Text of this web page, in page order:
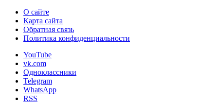
О сайте
Карта сайта
Обратная связь
Политика конфиденциальности
YouTube
vk.com
Одноклассники
Telegram
WhatsApp
RSS